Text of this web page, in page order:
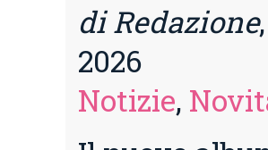
di Redazione
2026
Notizie,